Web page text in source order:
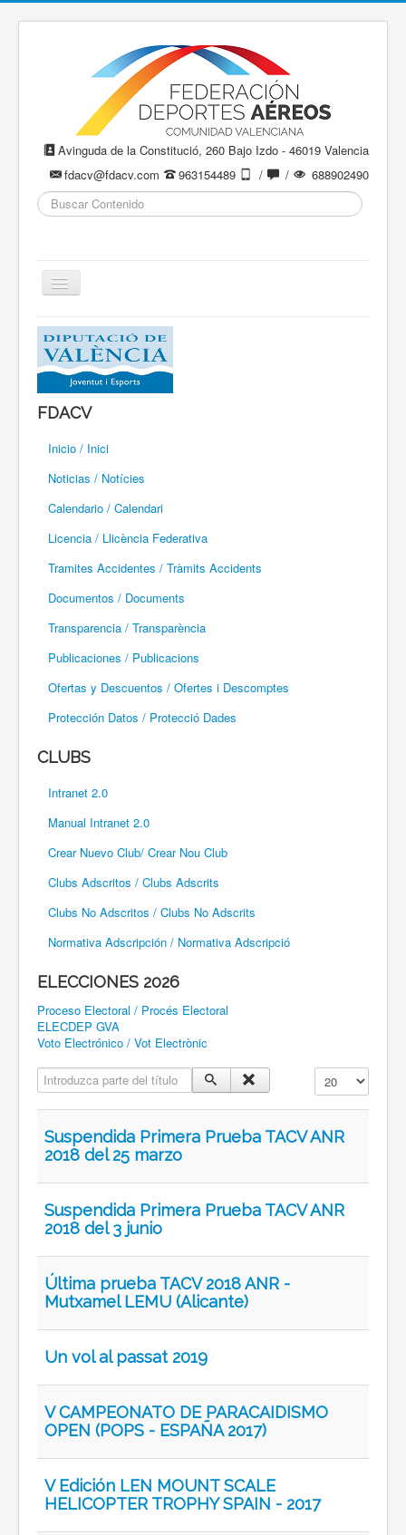
Avinguda de la Constitució, 260 Bajo Izdo - 46019 Valencia
fdacv@fdacv.com
963154489 / /
688902490
Buscar...
Cambiar
navegación
Aeromodelismo / Aeromodelisme
Ala Delta
Paracaidismo / Paracaigudisme
Parapente / Parapent
Ultraligeros / Ultralleugers
Vuelo Con Motor / Vol Amb Motor
FDACV
Inicio / Inici
Noticias / Notícies
Calendario / Calendari
Licencia / Llicència Federativa
Tramites Accidentes / Tràmits Accidents
Documentos / Documents
Transparencia / Transparència
Publicaciones / Publicacions
Ofertas y Descuentos / Ofertes i Descomptes
Protección Datos / Protecció Dades
CLUBS
Intranet 2.0
Manual Intranet 2.0
Crear Nuevo Club/ Crear Nou Club
Clubs Adscritos / Clubs Adscrits
Clubs No Adscritos / Clubs No Adscrits
Normativa Adscripción / Normativa Adscripció
ELECCIONES 2026
Proceso Electoral / Procés Electoral
ELECDEP GVA
Voto Electrónico / Vot Electrònic
Introduzca parte del título
Cantidad a
Suspendida Primera Prueba TACV ANR
2018 del 25 marzo
Suspendida Primera Prueba TACV ANR
2018 del 3 junio
Última prueba TACV 2018 ANR -
Mutxamel LEMU (Alicante)
Un vol al passat 2019
V CAMPEONATO DE PARACAIDISMO
OPEN (POPS - ESPAÑA 2017)
V Edición LEN MOUNT SCALE
HELICOPTER TROPHY SPAIN - 2017